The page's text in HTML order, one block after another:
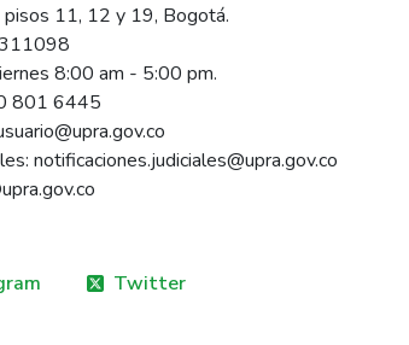
11, 12 y 19, Bogotá.
8:00 am - 5:00 pm.
801 6445
notificaciones.judiciales@upra.gov.co
Twitter